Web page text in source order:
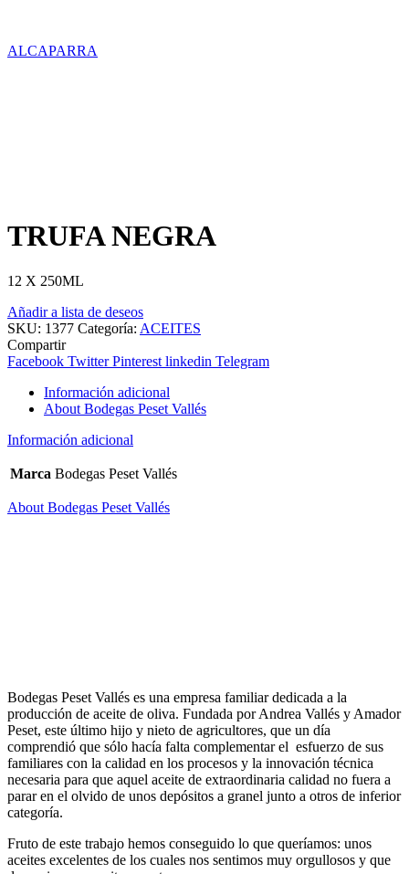
ALCAPARRA
TRUFA NEGRA
12 X 250ML
Añadir a lista de deseos
SKU: 1377 Categoría: ACEITES
Compartir
Facebook Twitter Pinterest linkedin Telegram
Información adicional
About Bodegas Peset Vallés
Información adicional
Marca Bodegas Peset Vallés
About Bodegas Peset Vallés
Bodegas Peset Vallés es una empresa familiar dedicada a la
producción de aceite de oliva. Fundada por Andrea Vallés y Amador
Peset, este último hijo y nieto de agricultores, que un día
comprendió que sólo hacía falta complementar el esfuerzo de sus
familiares con la calidad en los procesos y la innovación técnica
necesaria para que aquel aceite de extraordinaria calidad no fuera a
parar en el olvido de unos depósitos a granel junto a otros de inferior
categoría.
Fruto de este trabajo hemos conseguido lo que queríamos: unos
aceites excelentes de los cuales nos sentimos muy orgullosos y que